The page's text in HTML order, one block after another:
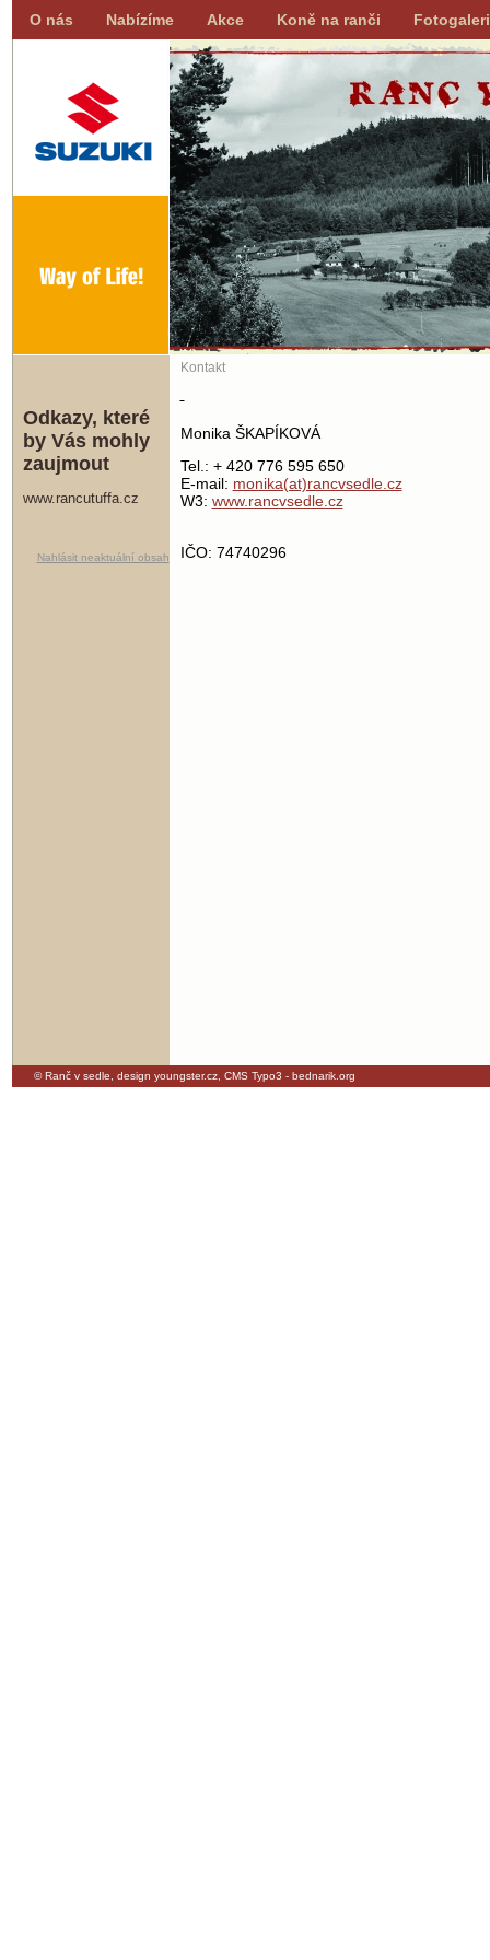
O nás Nabízíme Akce Koně na ranči
Odkazy, které
by Vás mohly
zaujmout
www.rancutuffa.cz
Nahlásit neaktuální obsah
Kontakt
Monika ŠKAPÍKOVÁ
Tel.: + 420 776 595 650
E-mail: monika(at)rancvsedle.cz
W3: www.rancvsedle.cz
IČO: 74740296
© Ranč v sedle, design youngster.cz, CMS Typo3 - bednarik.org